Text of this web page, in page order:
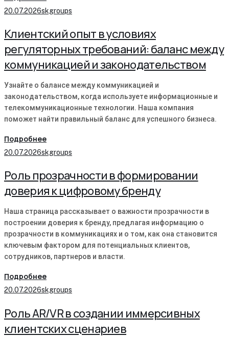
20.07.2026skgroups
Клиентский опыт в условиях
регуляторных требований: баланс между
коммуникацией и законодательством
Узнайте о балансе между коммуникацией и
законодательством, когда используете информационные и
телекоммуникационные технологии. Наша компания
поможет найти правильный баланс для успешного бизнеса.
Подробнее
20.07.2026skgroups
Роль прозрачности в формировании
доверия к цифровому бренду
Наша страница рассказывает о важности прозрачности в
построении доверия к бренду, предлагая информацию о
прозрачности в коммуникациях и о том, как она становится
ключевым фактором для потенциальных клиентов,
сотрудников, партнеров и власти.
Подробнее
20.07.2026skgroups
Роль AR/VR в создании иммерсивных
клиентских сценариев